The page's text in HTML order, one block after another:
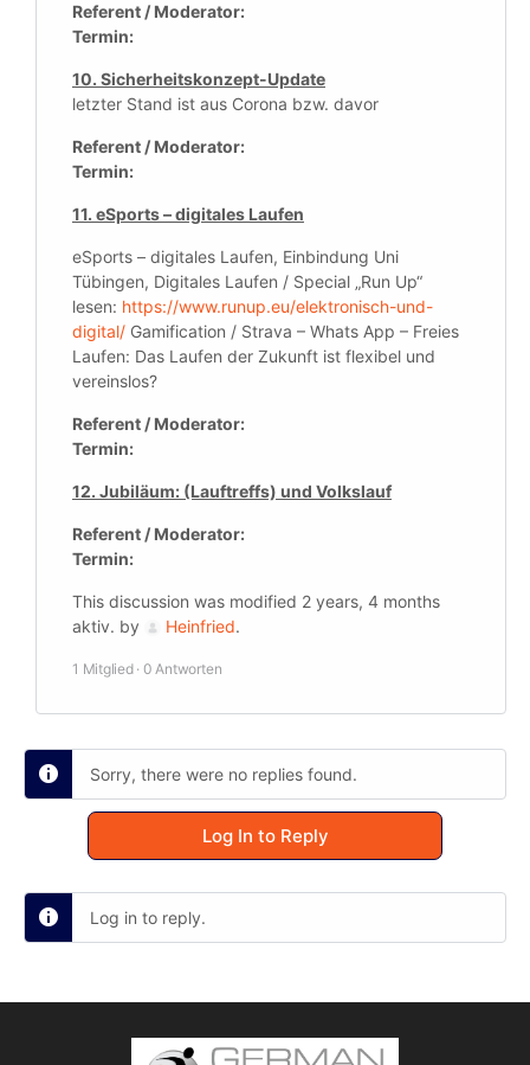
Referent / Moderator:
Termin:
10. Sicherheitskonzept-Update
letzter Stand ist aus Corona bzw. davor
Referent / Moderator:
Termin:
11. eSports – digitales Laufen
eSports – digitales Laufen, Einbindung Uni
Tübingen, Digitales Laufen / Special „Run Up“
lesen: https://www.runup.eu/elektronisch-und-
digital/ Gamification / Strava – Whats App – Freies
Laufen: Das Laufen der Zukunft ist flexibel und
vereinslos?
Referent / Moderator:
Termin:
12. Jubiläum: (Lauftreffs) und Volkslauf
Referent / Moderator:
Termin:
This discussion was modified 2 years, 4 months
aktiv. by
Heinfried.
1 Mitglied · 0 Antworten
Sorry, there were no replies found.
Log In to Reply
Log in to reply.